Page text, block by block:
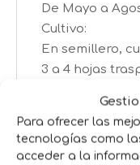
Para ofrecer las
tecnologías como
acceder a la
De Mayo a
Cultivo:
En semillero,
3 a 4 hojas
A partir de 5 o